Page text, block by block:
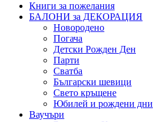
Книги за пожелания
БАЛОНИ за ДЕКОРАЦИЯ
Новородено
Погача
Детски Рожден Ден
Парти
Сватба
Български шевици
Свето кръщене
Юбилей и рождени дни
Ваучъри